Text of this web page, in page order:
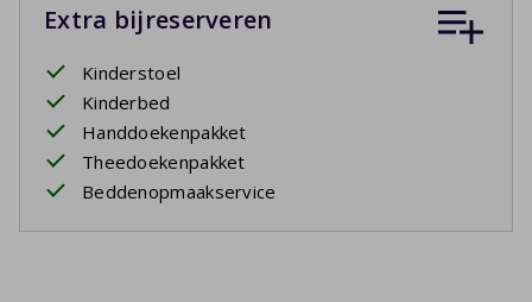
Extra bijreserveren
Kinderstoel
Kinderbed
Handdoekenpakket
Theedoekenpakket
Beddenopmaakservice